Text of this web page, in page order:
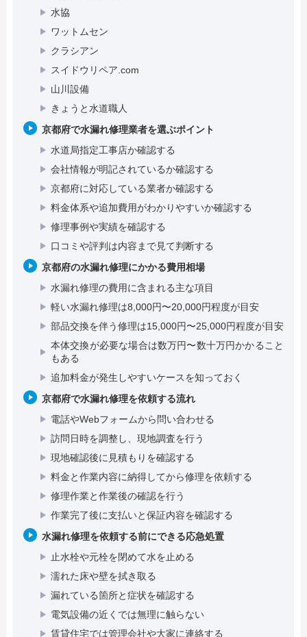
水協
ワットムセン
クラシアン
スイドウリペア.com
山川設備
きょうと水道職人
京都府で水漏れ修理業者を選ぶポイント
水道局指定工事店か確認する
会社情報が明記されているか確認する
京都府に対応している業者か確認する
料金体系や追加費用がわかりやすいか確認する
修理事例や実績を確認する
口コミや評判は内容まで見て判断する
京都府の水漏れ修理にかかる費用相場
水漏れ修理の費用に含まれる主な項目
軽い水漏れ修理は8,000円〜20,000円程度が目安
部品交換を伴う修理は15,000円〜25,000円程度が目安
本体交換が必要な場合は数万円〜数十万円かかること
もある
追加料金が発生しやすいケースを知っておく
京都府で水漏れ修理を依頼する流れ
電話やWebフォームから問い合わせる
訪問日時を調整し、現地調査を行う
現地確認後に見積もりを確認する
料金と作業内容に納得してから修理を依頼する
修理作業と作業後の確認を行う
作業完了後に支払いと保証内容を確認する
水漏れ修理を依頼する前にできる応急処置
止水栓や元栓を閉めて水を止める
濡れた床や壁を拭き取る
漏れている箇所と症状を確認する
電気設備の近くでは無理に触らない
賃貸住宅では管理会社や大家に連絡する